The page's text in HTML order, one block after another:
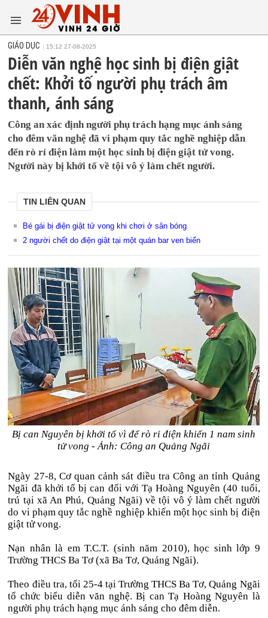
GIÁO DỤC 15:12 27-08-2025
Diễn văn nghệ học sinh bị điện giật
chết: Khởi tố người phụ trách âm
thanh, ánh sáng
Công an xác định người phụ trách hạng mục ánh sáng
cho đêm văn nghệ đã vi phạm quy tắc nghề nghiệp dẫn
đến rò rỉ điện làm một học sinh bị điện giật tử vong.
Người này bị khởi tố về tội vô ý làm chết người.
TIN LIÊN QUAN
Bé gái bị điện giật tử vong khi chơi ở sân bóng
2 người chết do điện giật tại một quán bar ven biển
Bị can Nguyên bị khởi tố vì để rò rỉ điện khiến 1 nam sinh
tử vong - Ảnh: Công an Quảng Ngãi
Ngày 27-8, Cơ quan cảnh sát điều tra Công an tỉnh Quảng
Ngãi đã khởi tố bị can đối với Tạ Hoàng Nguyên (40 tuổi,
trú tại xã An Phú, Quảng Ngãi) về tội vô ý làm chết người
do vi phạm quy tắc nghề nghiệp khiến một học sinh bị điện
giật tử vong.
Nạn nhân là em T.C.T. (sinh năm 2010), học sinh lớp 9
Trường THCS Ba Tơ (xã Ba Tơ, Quảng Ngãi).
Theo điều tra, tối 25-4 tại Trường THCS Ba Tơ, Quảng Ngãi
tổ chức biểu diễn văn nghệ. Bị can Tạ Hoàng Nguyên là
người phụ trách hạng mục ánh sáng cho đêm diễn.